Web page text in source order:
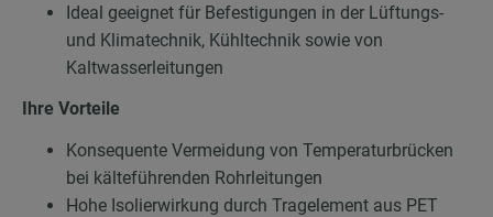
Ideal geeignet für Befestigungen in der Lüftungs-
und Klimatechnik, Kühltechnik sowie von
Kaltwasserleitungen
Ihre Vorteile
Konsequente Vermeidung von Temperaturbrücken
bei kälteführenden Rohrleitungen
Hohe Isolierwirkung durch Tragelement aus PET